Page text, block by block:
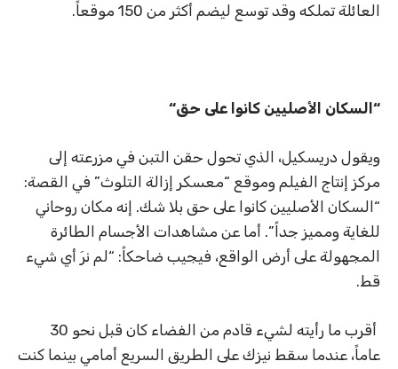
العائلة تملكه وقد توسع ليضم أكثر من 150 موقعاً.
“السكان الأصليين كانوا على حق“
ويقول دريسكيل، الذي تحول حقن التبن في مزرعته إلى
مركز إنتاج الفيلم وموقع “معسكر إزالة التلوث” في القصة:
“السكان الأصليين كانوا على حق بلا شك. إنه مكان روحاني
للغاية ومميز جداً”. أما عن مشاهدات الأجسام الطائرة
المجهولة على أرض الواقع، فيجيب ضاحكاً: “لم نرَ أي شيء
قط.
أقرب ما رأيته لشيء قادم من الفضاء كان قبل نحو 30
عاماً، عندما سقط نيزك على الطريق السريع أمامي بينما كنت